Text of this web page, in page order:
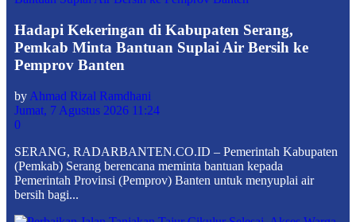
Hadapi Kekeringan di Kabupaten Serang,
Pemkab Minta Bantuan Suplai Air Bersih ke
Pemprov Banten
by Ahmad Rizal Ramdhani
Jumat, 7 Agustus 2026 11:24
0
SERANG, RADARBANTEN.CO.ID – Pemerintah Kabupaten
(Pemkab) Serang berencana meminta bantuan kepada
Pemerintah Provinsi (Pemprov) Banten untuk menyuplai air
bersih bagi...